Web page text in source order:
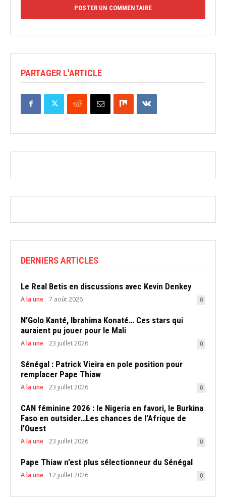
PARTAGER L'ARTICLE
DERNIERS ARTICLES
Le Real Betis en discussions avec Kevin Denkey
A la une 7 août 2026 0
N’Golo Kanté, Ibrahima Konaté… Ces stars qui
auraient pu jouer pour le Mali
A la une 23 juillet 2026 0
Sénégal : Patrick Vieira en pole position pour
remplacer Pape Thiaw
A la une 23 juillet 2026 0
CAN féminine 2026 : le Nigeria en favori, le Burkina
Faso en outsider…Les chances de l’Afrique de
l’Ouest
A la une 23 juillet 2026 0
Pape Thiaw n’est plus sélectionneur du Sénégal
A la une 12 juillet 2026 0